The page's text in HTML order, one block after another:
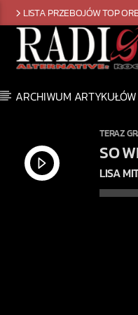
LISTA PRZEBOJÓW TOP
ARCHIWUM ARTYKUŁÓW
TERAZ
SO
LISA